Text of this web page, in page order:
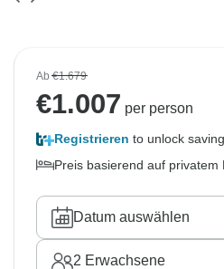
Ab€1.679
€1.007 per person
Registrieren to unlock
Preis basierend auf privatem
Datum auswählen
2 Erwachsene